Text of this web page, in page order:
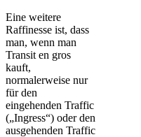
Eine weitere
Raffinesse ist, dass
man, wenn man
Transit en gros
kauft,
normalerweise nur
für den
eingehenden Traffic
(„Ingress“) oder den
ausgehenden Traffic